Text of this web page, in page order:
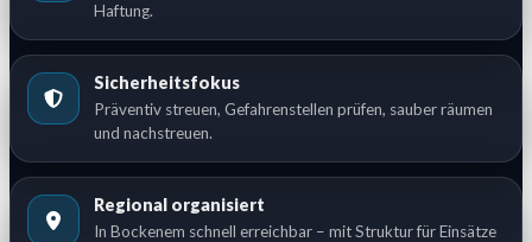
Haftung.
Sicherheitsfokus
Präventiv streuen, Gefahrenstellen prüfen, sauber räumen
und nachstreuen.
Regional organisiert
In Bockenem schnell erreichbar – mit Struktur für Einsätze